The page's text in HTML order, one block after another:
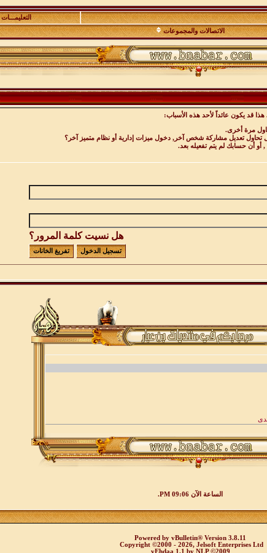
التعليمـــات
الاتصالات والمجموعات
قد يكون عائداً لأحد هذه الأسباب:
مرة أخرى.
تحاول تعديل مشاركة شخص آخر, دخول ميزات إدارية أو نظام متميز آخر؟
أو أن حسابك لم يتم تفعيله بعد.
هل نسيت كلمة المرور؟
الساعة الآن 09:06 PM
.
Powered by vBulletin® Version 3.8.11
Copyright ©2000 - 2026, Jelsoft Enterprises Ltd
vEhdaa 1.1 by NLP©2009